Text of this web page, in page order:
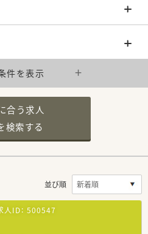
件を表示
合う求人
検索する
並び順
ID： 500547